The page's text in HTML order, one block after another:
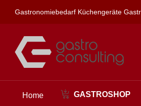
Gastronomiebedarf Küchengeräte
Home GASTROSHOP
Beschreibung